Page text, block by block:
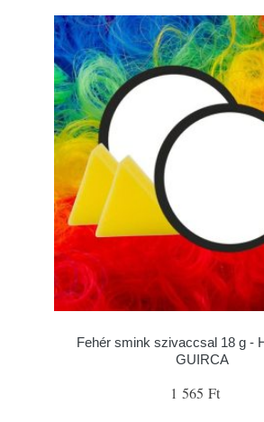
Fehér smink szivaccsal 18 g -
GUIRCA
1 565 Ft